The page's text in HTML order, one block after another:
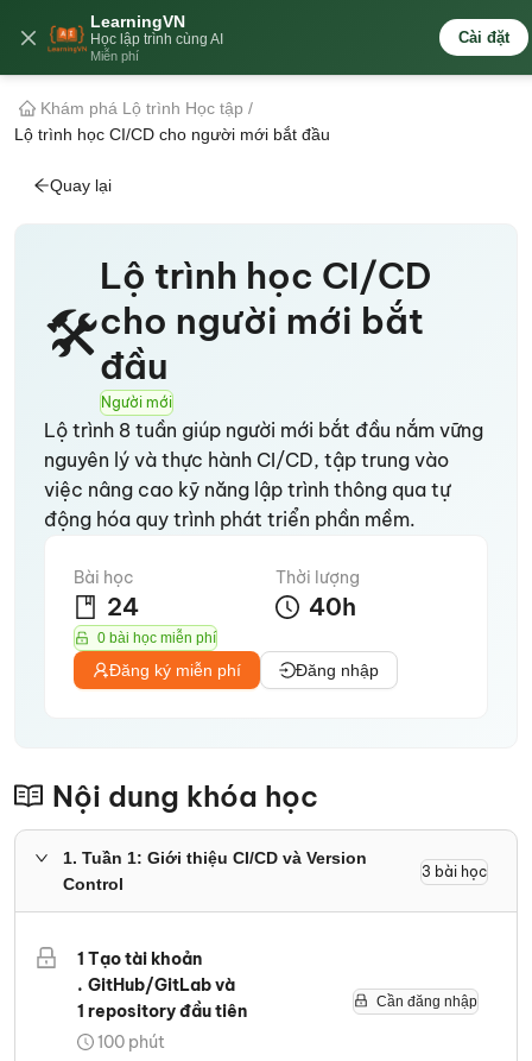
LearningVN
Học lập trình cùng AI
Miễn phí
Cài đặt
🇻🇳
Khám phá Lộ trình Học tập /
Lộ trình học CI/CD cho người mới bắt đầu
Quay lại
🛠️
Lộ trình học CI/CD
cho người mới bắt
đầu
Người mới
Lộ trình 8 tuần giúp người mới bắt đầu nắm vững
nguyên lý và thực hành CI/CD, tập trung vào
việc nâng cao kỹ năng lập trình thông qua tự
động hóa quy trình phát triển phần mềm.
Bài học
24
Thời lượng
40h
0 bài học miễn phí
Đăng ký miễn phí Đăng nhập
Nội dung khóa học
1. Tuần 1: Giới thiệu CI/CD và Version
Control
3 bài học
1
.
1
Tạo tài khoản
GitHub/GitLab và
repository đầu tiên
100 phút
Cần đăng nhập